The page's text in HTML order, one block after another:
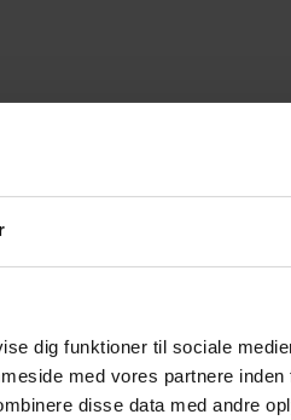
dig funktioner til sociale
med vores partnere inden
disse data med andre